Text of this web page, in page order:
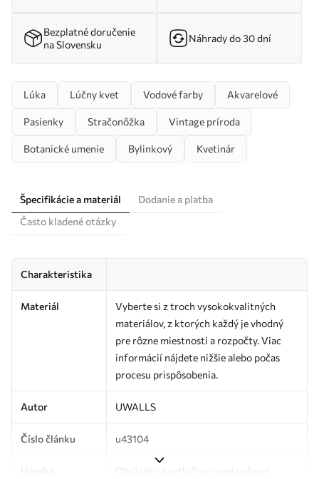
Bezplatné doručenie
na Slovensku
Náhrady do 30 dní
Lúka Lúčny kvet Vodové farby Akvarelové
Pasienky Stračonôžka Vintage príroda
Botanické umenie Bylinkový Kvetinár
Špecifikácie a materiál
Dodanie a platba
Často kladené otázky
Charakteristika
Materiál
Vyberte si z troch vysokokvalitných
materiálov, z ktorých každý je vhodný
pre rôzne miestnosti a rozpočty. Viac
informácií nájdete nižšie alebo počas
procesu prispôsobenia.
Autor UWALLS
Číslo článku u43104
Výroba
Obrázok sa vytlačí vo vami určenej